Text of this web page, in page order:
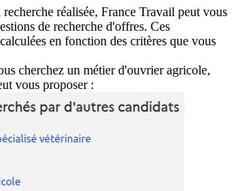
réalisée, France Travail peut vous
de recherche d'offres. Ces
en fonction des critères que vous
cherchez un métier d'ouvrier agricole,
vous proposer :